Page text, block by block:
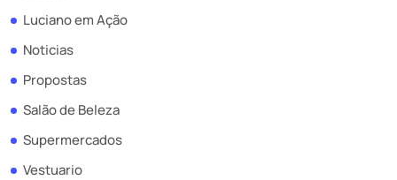
Luciano em Ação
Noticias
Propostas
Salão de Beleza
Supermercados
Vestuario